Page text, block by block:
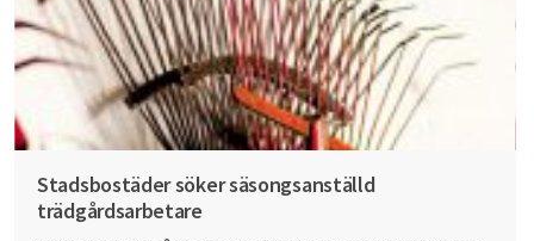
Stadsbostäder söker säsongsanställd
trädgårdsarbetare